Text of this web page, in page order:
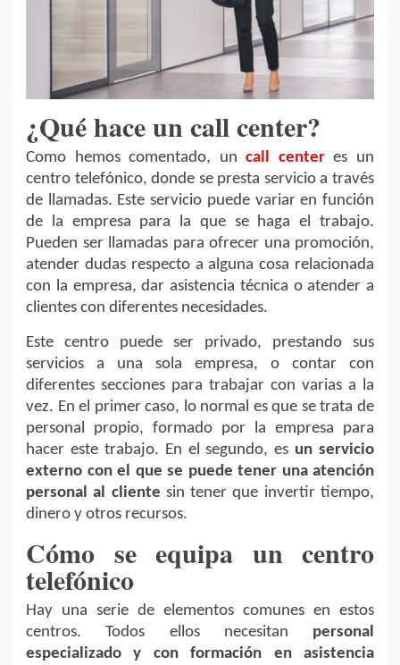
¿Qué hace un call center?
Como hemos comentado, uncall centeres un
centro telefónico, donde se presta servicio a través
de llamadas. Este servicio puede variar en función
de la empresa para la que se haga el trabajo.
Pueden ser llamadas para ofrecer una promoción,
atender dudas respecto a alguna cosa relacionada
con la empresa, dar asistencia técnica o atender a
clientes con diferentes necesidades.
Este centro puede ser privado, prestando sus
servicios a una sola empresa, o contar con
diferentes secciones para trabajar con varias a la
vez. En el primer caso, lo normal es que se trata de
personal propio, formado por la empresa para
hacer este trabajo. En el segundo, es un servicio
externo con el que se puede tener una atención
personal al cliente sin tener que invertir tiempo,
dinero y otros recursos.
Cómo se equipa un centro
telefónico
Hay una serie de elementos comunes en estos
centros. Todos ellos necesitan personal
especializado y con formación en asistencia